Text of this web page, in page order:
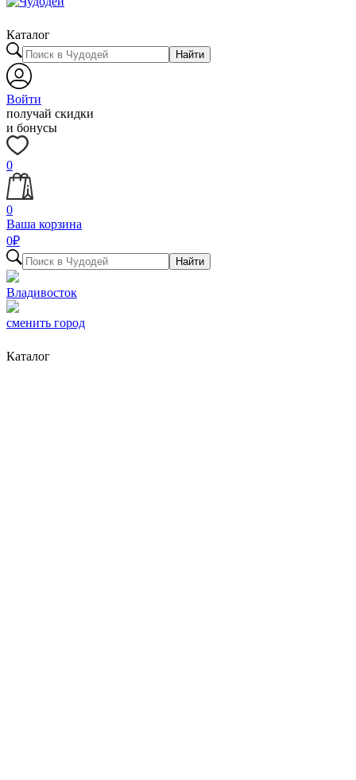
Каталог
Найти
Войти
получай скидки
и бонусы
0
0
Ваша корзина
0₽
Найти
Владивосток
сменить город
Каталог